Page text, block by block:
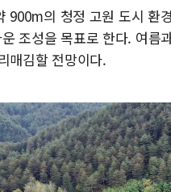
900m의 청정 고원 도시 환
조성을 목표로 한다. 여름
매김할 전망이다.